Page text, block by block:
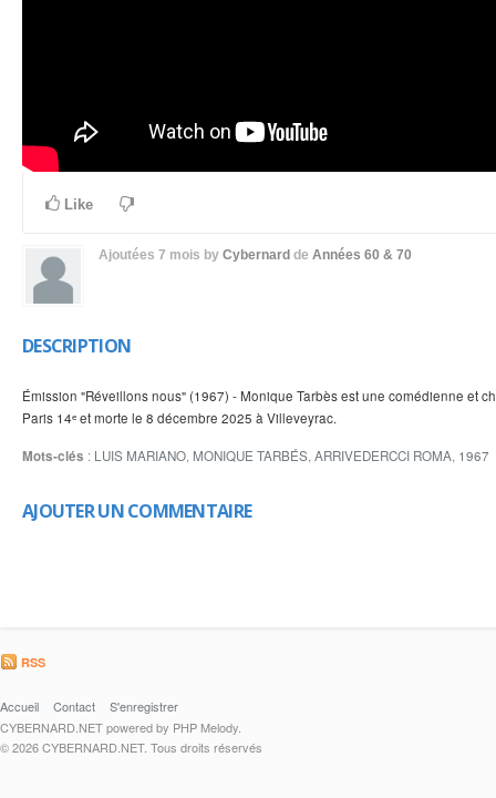
Like
Ajoutées 7 mois by Cybernard de Années 60 & 70
DESCRIPTION
Émission "Réveillons nous" (1967) - Monique Tarbès est une comédienne et
Paris 14ᵉ et morte le 8 décembre 2025 à Villeveyrac.
Mots-clés : LUIS MARIANO, MONIQUE TARBÉS, ARRIVEDERCCI ROMA, 1967
AJOUTER UN COMMENTAIRE
RSS
Accueil Contact
S'enregistrer
CYBERNARD.NET powered by PHP Melody.
© 2026 CYBERNARD.NET. Tous droits réservés